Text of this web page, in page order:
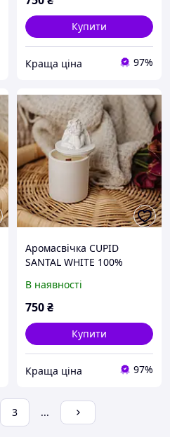
Купити
Краща ціна 97%
Аромасвічка CUPID
SANTAL WHITE 100%
Гранд Презент NAC
1035W
В наявності
750₴
Купити
Краща ціна 97%
3 ...